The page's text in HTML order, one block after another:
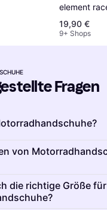
element
blau Kinder
19,90 €
9+ Shops
Fragen
sind
für Motorradfahrer,
bieten. Sie schützen
Unfällen. Materialien
von
, Winter- und
die richtige Größe für